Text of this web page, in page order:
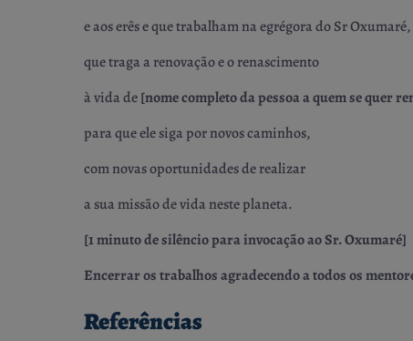
e aos erês e que trabalham na egrégora do Sr Oxumaré,
que traga a renovação e o renascimento
à vida de[nome completo da pessoa a quem se quer
para que ele siga por novos caminhos,
com novas oportunidades de realizar
a sua missão de vida neste planeta.
[1 minuto de silêncio para invocação ao Sr. Oxumaré]
Encerrar os trabalhos agradecendo a todos os
Referências